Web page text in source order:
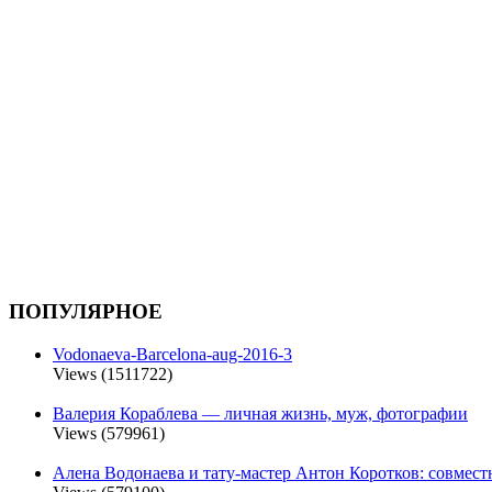
ПОПУЛЯРНОЕ
Vodonaeva-Barcelona-aug-2016-3
Views (1511722)
Валерия Кораблева — личная жизнь, муж, фотографии
Views (579961)
Алена Водонаева и тату-мастер Антон Коротков: